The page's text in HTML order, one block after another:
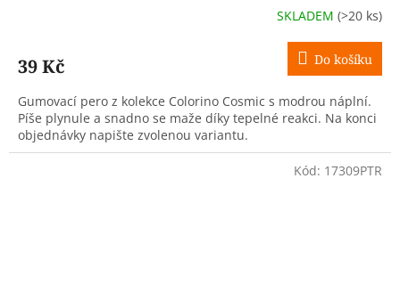
SKLADEM (>20 ks)
39 Kč Do košíku
Gumovací pero z kolekce Colorino Cosmic s modrou náplní.
Píše plynule a snadno se maže díky tepelné reakci. Na konci
objednávky napište zvolenou variantu.
Kód: 17309PTR